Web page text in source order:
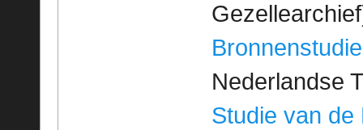
Bronnenstudie
Nederlandse
Studie van de